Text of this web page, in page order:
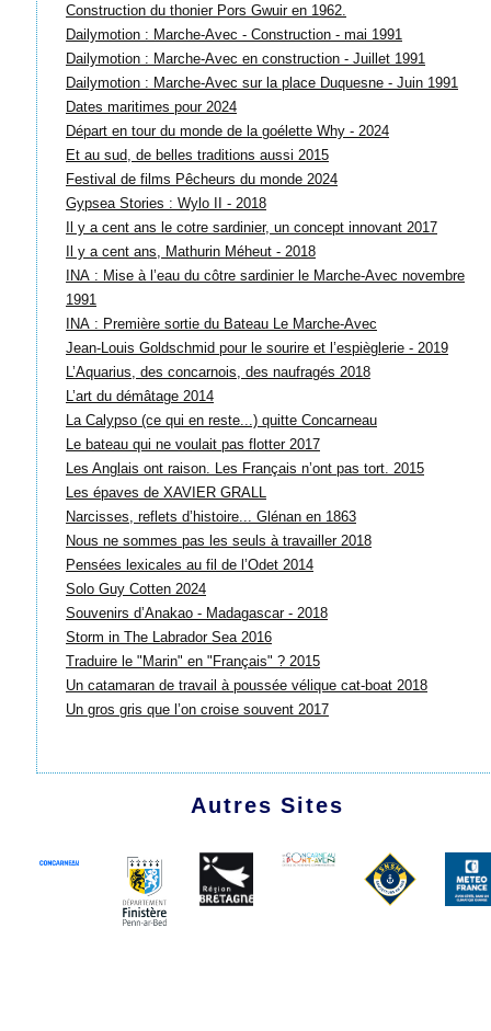
Construction du thonier Pors Gwuir en 1962.
Dailymotion : Marche-Avec - Construction - mai 1991
Dailymotion : Marche-Avec en construction - Juillet 1991
Dailymotion : Marche-Avec sur la place Duquesne - Juin 1991
Dates maritimes pour 2024
Départ en tour du monde de la goélette Why - 2024
Et au sud, de belles traditions aussi 2015
Festival de films Pêcheurs du monde 2024
Gypsea Stories : Wylo II - 2018
Il y a cent ans le cotre sardinier, un concept innovant 2017
Il y a cent ans, Mathurin Méheut - 2018
INA : Mise à l’eau du côtre sardinier le Marche-Avec novembre
1991
INA : Première sortie du Bateau Le Marche-Avec
Jean-Louis Goldschmid pour le sourire et l’espièglerie - 2019
L’Aquarius, des concarnois, des naufragés 2018
L’art du démâtage 2014
La Calypso (ce qui en reste...) quitte Concarneau
Le bateau qui ne voulait pas flotter 2017
Les Anglais ont raison. Les Français n’ont pas tort. 2015
Les épaves de XAVIER GRALL
Narcisses, reflets d’histoire... Glénan en 1863
Nous ne sommes pas les seuls à travailler 2018
Pensées lexicales au fil de l’Odet 2014
Solo Guy Cotten 2024
Souvenirs d’Anakao - Madagascar - 2018
Storm in The Labrador Sea 2016
Traduire le "Marin" en "Français" ? 2015
Un catamaran de travail à poussée vélique cat-boat 2018
Un gros gris que l’on croise souvent 2017
Autres Sites